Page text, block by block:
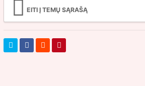
EITI Į TEMŲ SĄRAŠĄ